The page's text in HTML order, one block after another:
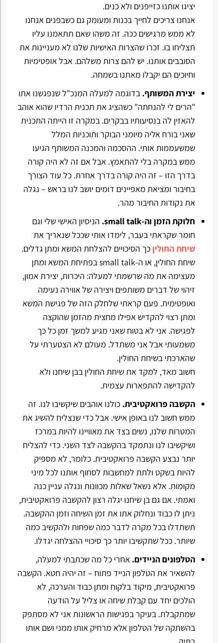
יציגו אותנו כזייפנים ולא כנים.
אנחנו צריכים לחייך בכנות ומעומק גם כשבפנים אנחנו
לא ממש מרגישים ככה. זה משהו שאם תתאמנו עליו
תצליחו בו. זכרו שהצרות האישיות שלנו לא מעניינות את
הסובבים אותנו. יש להם צרות משלהם. אבל אופטימיות
וחיוכים הם יקבלו מאתנו בשמחה.
יצירת המשותף. בדוגמה למעלה המנכ"ל שנפגשנו אתו
"הרים לי להנחתה" כשהציג את תכנית הרדיו שהוא אוהב
להאזין לה בנסיעותיו בבקרים. במקרה זו הייתה התכנית
שאני בורח אליה מיומני הבוקר ותוכניות המלל
שמשעממות אותי. ההסכמה והמכנה המשותף הגיעו
ממש במקרה בלי להתאמץ. אבל אם זה לא היה קורה
בדרך הזו – זה היה קורה בדרך אחרת. כל עוד הצורך
בחיבור ומציאת מאפיינים דומים יושב לנו בראש – נגלה
את נקודות החיבור מהר.
חלוקת הזמן וה-small talk.
הניסיון האישי שלי וגם
חומר שקראתי בעבר, לימדו אותי שככל שנאריך את
שיחת החולין כך הסיכויים להצלחת המשא ומתן גדלים.
שיחת החולין, או ה-small talk בפתיחת המשא ומתן
מעצימה את מה שרשמתי למעלה: היכרות, יצירת אמון,
זיהוי של דברים משותפים ויצירה של אווירה נעימה
ואופטימית. פעם קראתי שלחלק הזה של פגישת המשא
ומתן רצוי להקדיש אפילו מחצית מהזמן שהוקצה
לפגישה. אני לא בטוח שאני מגיע למשך זמן כל כך
משמעותי אבל אני משתדל. מעולם לא הצטערתי על
שהארכתי בשיחת החולין.
חשוב מאד, למקד את שיחת החולין בבן שיחנו ולא
להקדישה להתפארות עצמית.
הקשבה פרואקטיבית. כולנו אוהבים שיקשיבו לנו. זה
ממש חשוב לנו באופן אישי. אבל כדי שנצליח להשיג את
המטרות שלנו, נשים בצד את מאוויינו להיות במרכז
ושיקשיבו לנו ונתמקד בהקשבה לצד השני. כדי להצליח
יותר נבצע הקשבה פרואקטיבית. כלומר, לא מספיק
להיות בשקט ולתת למחשבות לסחוף אותנו לכל מיני
מקומות. אלא נשאל שאלות מכוונות ונגלה עניין כנה
ואמתי. אם גם בן שיחנו יגלה רצון להקשבה פרואקטיבית,
ניתן לו כבוד ונחלוק אתו את זמן השיחה וזמן ההקשבה.
תשתדלו בכל מקרה לדבר כמה שפחות ולהקשיב כמה
שיותר. ככל שתקשיבו יותר כך סיכויי ההצלחה יגדלו.
הטלפונים הניידים. אחרי כל מה שכתבתי למעלה,
להשאיר את הטלפון הנייד פתוח – זה יהיה חטא. הקשבה
פרואקטיבית, מיקוד בלקוח ומתן כבוד והערכה, לא
הולכים יחד עם קבלת שיחה או צליל על הודעה
שמתקבלת. בעיקר בפגישות הראשונות אני לא מסתפק
בהשתקה של הטלפון אלא מרחיק אותו ממני ושם אותו